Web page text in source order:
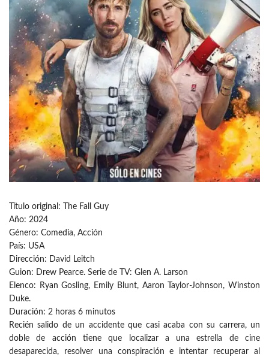
Título original: The Fall Guy
Año: 2024
Género: Comedia, Acción
País: USA
Dirección: David Leitch
Guion: Drew Pearce. Serie de TV: Glen A. Larson
Elenco: Ryan Gosling, Emily Blunt, Aaron Taylor-Johnson, Winston
Duke.
Duración: 2 horas 6 minutos
Recién salido de un accidente que casi acaba con su carrera, un
doble de acción tiene que localizar a una estrella de cine
desaparecida, resolver una conspiración e intentar recuperar al